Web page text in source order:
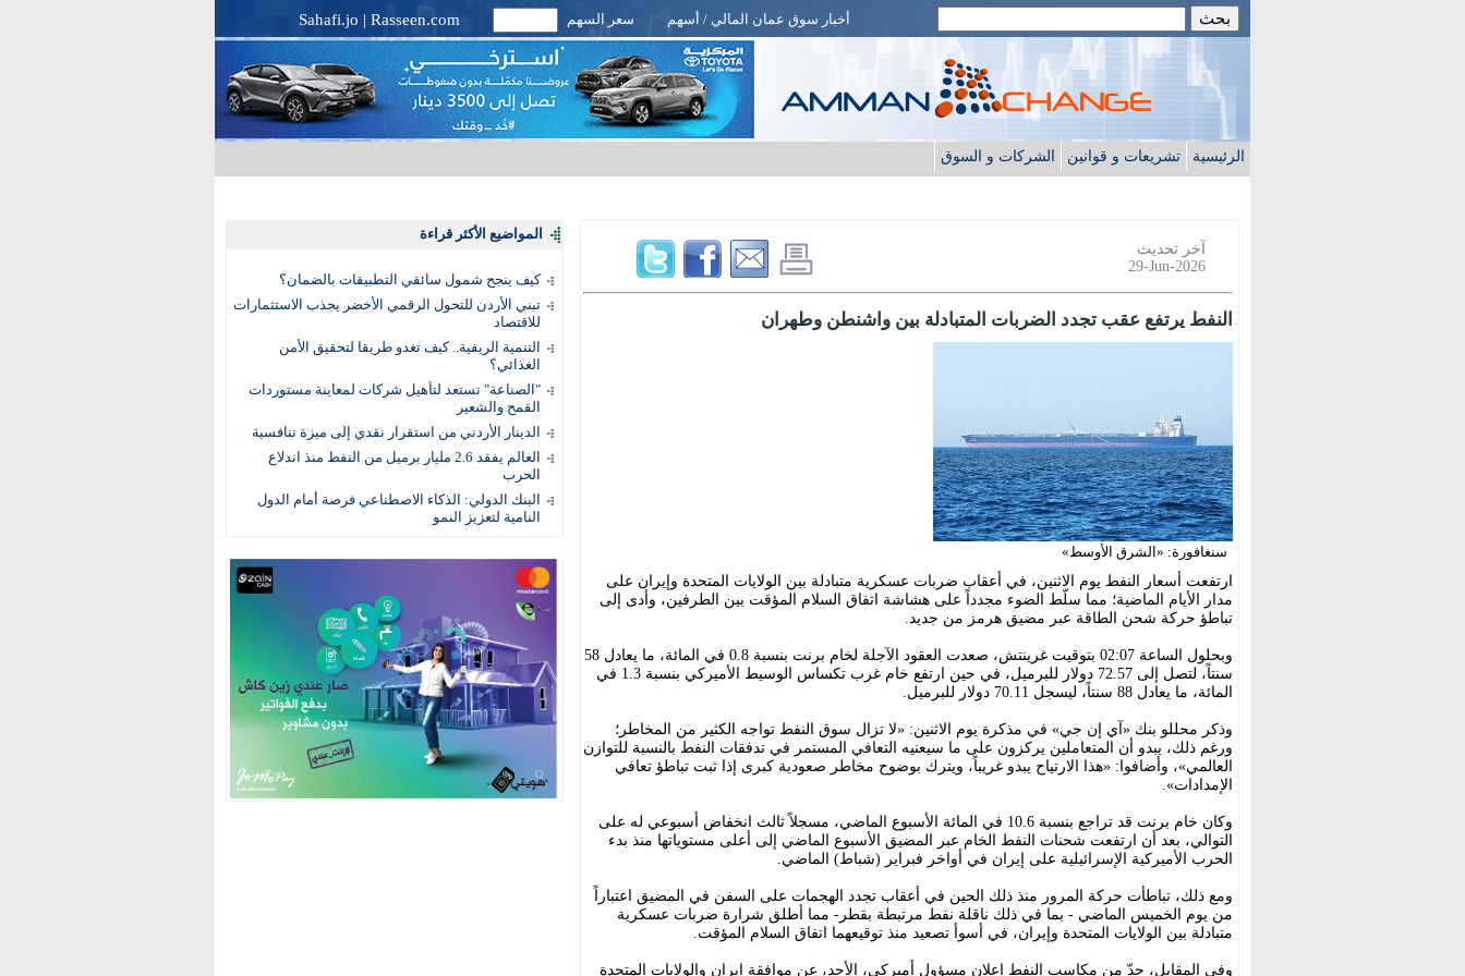
أخبار سوق عمان المالي / أسهم سعر السهم Sahafi.jo | Rasseen.com
الرئيسية تشريعات و قوانين الشركات و السوق
المواضيع الأكثر قراءة
كيف ينجح شمول سائقي التطبيقات بالضمان؟
تبني الأردن للتحول الرقمي الأخضر يجذب الاستثمارات
للاقتصاد
التنمية الريفية.. كيف تغدو طريقا لتحقيق الأمن
الغذائي؟
"الصناعة" تستعد لتأهيل شركات لمعاينة مستوردات
القمح والشعير
الدينار الأردني من استقرار نقدي إلى ميزة تنافسية
العالم يفقد 2.6 مليار برميل من النفط منذ اندلاع
الحرب
البنك الدولي: الذكاء الاصطناعي فرصة أمام الدول
النامية لتعزيز النمو
آخر تحديث
29-Jun-2026
النفط يرتفع عقب تجدد الضربات المتبادلة بين واشنطن وطهران
سنغافورة: «الشرق الأوسط»
ارتفعت أسعار النفط يوم الاثنين، في أعقاب ضربات عسكرية متبادلة بين الولايات المتحدة وإيران على
مدار الأيام الماضية؛ مما سلّط الضوء مجدداً على هشاشة اتفاق السلام المؤقت بين الطرفين، وأدى إلى
تباطؤ حركة شحن الطاقة عبر مضيق هرمز من جديد.
وبحلول الساعة 02:07 بتوقيت غرينتش، صعدت العقود الآجلة لخام برنت بنسبة 0.8 في المائة، ما يعادل 58
سنتاً، لتصل إلى 72.57 دولار للبرميل، في حين ارتفع خام غرب تكساس الوسيط الأميركي بنسبة 1.3 في
المائة، ما يعادل 88 سنتاً، ليسجل 70.11 دولار للبرميل.
وذكر محللو بنك «آي إن جي» في مذكرة يوم الاثنين: «لا تزال سوق النفط تواجه الكثير من المخاطر؛
ورغم ذلك، يبدو أن المتعاملين يركزون على ما سيعنيه التعافي المستمر في تدفقات النفط بالنسبة للتوازن
العالمي»، وأضافوا: «هذا الارتياح يبدو غريباً، ويترك بوضوح مخاطر صعودية كبرى إذا ثبت تباطؤ تعافي
الإمدادات».
وكان خام برنت قد تراجع بنسبة 10.6 في المائة الأسبوع الماضي، مسجلاً ثالث انخفاض أسبوعي له على
التوالي، بعد أن ارتفعت شحنات النفط الخام عبر المضيق الأسبوع الماضي إلى أعلى مستوياتها منذ بدء
الحرب الأميركية الإسرائيلية على إيران في أواخر فبراير (شباط) الماضي.
ومع ذلك، تباطأت حركة المرور منذ ذلك الحين في أعقاب تجدد الهجمات على السفن في المضيق اعتباراً
من يوم الخميس الماضي - بما في ذلك ناقلة نفط مرتبطة بقطر- مما أطلق شرارة ضربات عسكرية
متبادلة بين الولايات المتحدة وإيران، في أسوأ تصعيد منذ توقيعهما اتفاق السلام المؤقت.
وفي المقابل، حدّ من مكاسب النفط إعلان مسؤول أميركي، الأحد، عن موافقة إيران والولايات المتحدة